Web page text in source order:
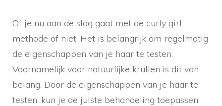
Of je nu aan de slag gaat met de curly girl
methode of niet. Het is belangrijk om regelmatig
de eigenschappen van je haar te testen.
Voornamelijk voor natuurlijke krullen is dit van
belang. Door de eigenschappen van je haar te
testen, kun je de juiste behandeling toepassen.